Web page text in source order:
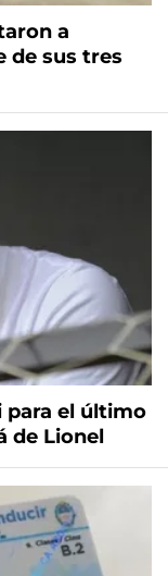
a
de sus tres
para el último
de Lionel